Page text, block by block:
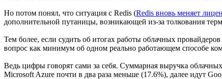
Но потом понял, что ситуация с Redis (Redis вновь меняет
дополнительной путаницы, возникающей из-за толкования
Тем более, если судить об итогах работы облачных
вопрос как минимум об одном реально работающем способе
Ведь цифры говорят сами за себя. Суммарная выручка
Microsoft Azure почти в два раза меньше (17.6%), далее идут